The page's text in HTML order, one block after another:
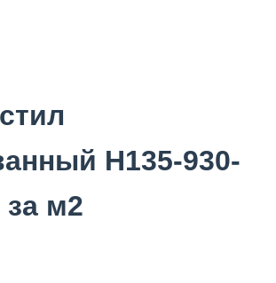
Н135-930-
за м2